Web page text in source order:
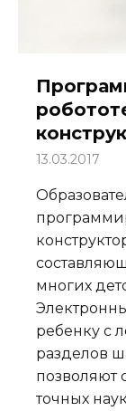
13.03.2017
многих
ребенку с
разделов
позволяют
точных